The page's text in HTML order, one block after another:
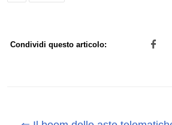
Condividi questo articolo: